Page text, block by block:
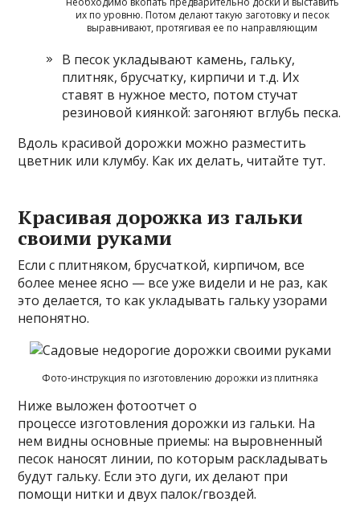
их по уровню. Потом делают такую заготовку и песок
выравнивают, протягивая ее по направляющим
В песок укладывают камень, гальку,
плитняк, брусчатку, кирпичи и т.д. Их
ставят в нужное место, потом стучат
резиновой киянкой: загоняют вглубь песка.
Вдоль красивой дорожки можно разместить
цветник или клумбу. Как их делать, читайте тут.
Красивая дорожка из гальки
своими руками
Если с плитняком, брусчаткой, кирпичом, все
более менее ясно — все уже видели и не раз, как
это делается, то как укладывать гальку узорами
непонятно.
Фото-инструкция по изготовлению дорожки из плитняка
Ниже выложен фотоотчет о
процессе изготовления дорожки из гальки. На
нем видны основные приемы: на выровненный
песок наносят линии, по которым раскладывать
будут гальку. Если это дуги, их делают при
помощи нитки и двух палок/гвоздей.